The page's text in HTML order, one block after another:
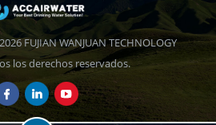
FUJIAN WANJUAN TECHNOLOGY
los derechos reservados.